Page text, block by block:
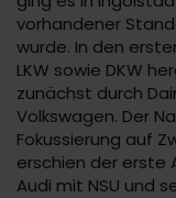
vorhandener
wurde. In den
LKW sowie DKW
zunächst durch
Volkswagen. Der
Fokussierung auf
erschien der erste
Audi mit NSU und